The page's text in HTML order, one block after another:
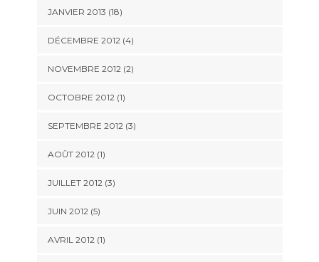
JANVIER 2013 (18)
DÉCEMBRE 2012 (4)
NOVEMBRE 2012 (2)
OCTOBRE 2012 (1)
SEPTEMBRE 2012 (3)
AOÛT 2012 (1)
JUILLET 2012 (3)
JUIN 2012 (5)
AVRIL 2012 (1)